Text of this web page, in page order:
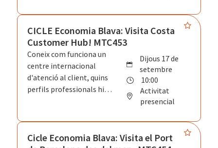
pla de recerca de feina.
les sortides laborals més
demandades.
CICLE Economia Blava: Visita Costa
Customer Hub! MTC453
Coneix com funciona un
centre internacional
d'atenció al client, quins
perfils professionals hi
valorades per l'empresa. A
més, podràs identificar les
dijous 17 de
setembre
10:00
Activitat
presencial
Cicle Economia Blava: Visita el Port